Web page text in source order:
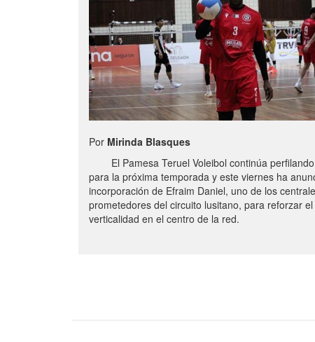
Por Mirinda Blasques
El Pamesa Teruel Voleibol continúa perfilando
para la próxima temporada y este viernes ha
incorporación de Efraim Daniel, uno de los
prometedores del circuito lusitano, para reforzar
verticalidad en el centro de la red.